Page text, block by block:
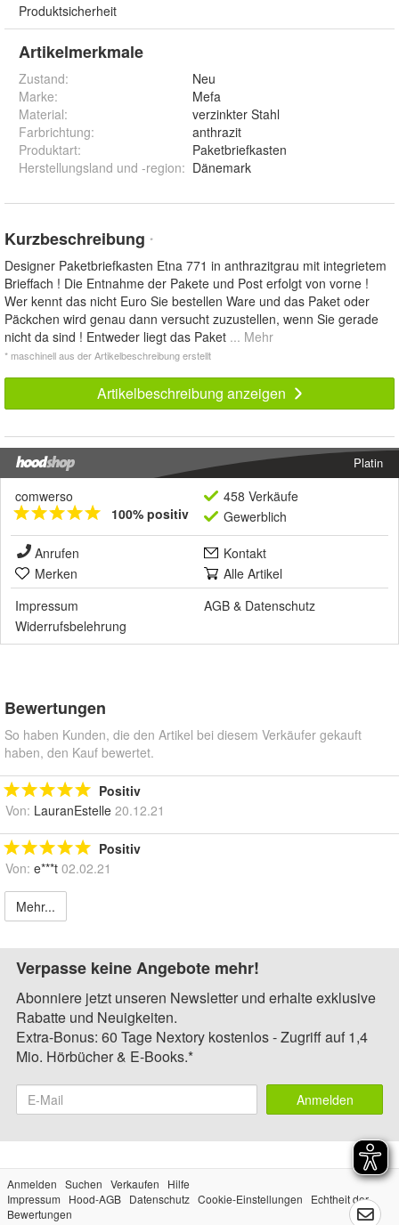
Produktsicherheit
Artikelmerkmale
Zustand:
Neu
Marke:
Mefa
Material:
verzinkter Stahl
Farbrichtung:
anthrazit
Produktart:
Paketbriefkasten
Herstellungsland und -region: Dänemark
Kurzbeschreibung *
Designer Paketbriefkasten Etna 771 in anthrazitgrau mit integrietem
Brieffach ! Die Entnahme der Pakete und Post erfolgt von vorne !
Wer kennt das nicht Euro Sie bestellen Ware und das Paket oder
Päckchen wird genau dann versucht zuzustellen, wenn Sie gerade
nicht da sind ! Entweder liegt das Paket ... Mehr
* maschinell aus der Artikelbeschreibung erstellt
Artikelbeschreibung anzeigen
Platin
comwerso
100% positiv
458 Verkäufe
Gewerblich
Anrufen
Kontakt
Merken
Alle Artikel
Impressum
AGB & Datenschutz
Widerrufsbelehrung
Bewertungen
So haben Kunden, die den Artikel bei diesem Verkäufer gekauft
haben, den Kauf bewertet.
Positiv
Von: LauranEstelle 20.12.21
Positiv
Von: e***t 02.02.21
Mehr...
Verpasse keine Angebote mehr!
Abonniere jetzt unseren Newsletter und erhalte exklusive
Rabatte und Neuigkeiten.
Extra-Bonus: 60 Tage Nextory kostenlos - Zugriff auf 1,4
Mio. Hörbücher & E-Books.*
Anmelden
Anmelden Suchen Verkaufen
Hilfe
Impressum
Hood-AGB Datenschutz Cookie-Einstellungen
Echtheit der
Bewertungen